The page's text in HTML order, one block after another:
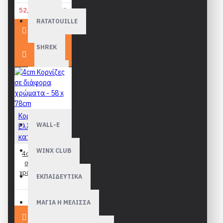
RATATOUILLE
SHREK
TROLLS
VAIANA
WALL-E
WINX CLUB
ΕΚΠΑΙΔΕΥΤΙΚΑ
ΜΑΓΙΑ Η ΜΕΛΙΣΣΑ
52,90€
54,90€
Κορνίζες
Ελληνικής
κατασκευής
4cm Κορνίζες
σε διάφορα
χρώματα - 58 x